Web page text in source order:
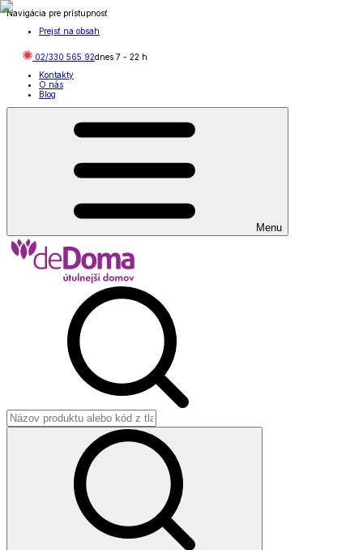
Navigácia pre prístupnosť
Prejsť na obsah
02/330 565 92dnes 7 - 22 h
Kontakty
O nás
Blog
Menu